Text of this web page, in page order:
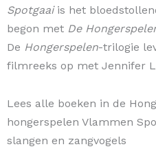
Spotgaaiis het
begon met De
De Hongerspelen-trilogie
filmreeks op met Jennifer
Lees alle boeken in de
hongerspelen Vlammen
slangen en zangvogels